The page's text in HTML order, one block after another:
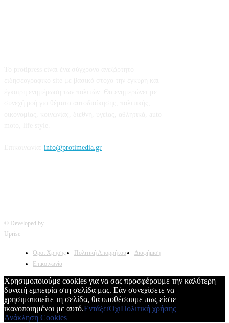
info@protimedia.gr
© Developed by
Uprise
Όροι Χρήσης Πολιτική Απορρήτου
Διαφήμιση
Επικοινωνία
Χρησιμοποιούμε cookies για να σας προσφέρουμε την καλύτερη
δυνατή εμπειρία στη σελίδα μας. Εάν συνεχίσετε να
χρησιμοποιείτε τη σελίδα, θα υποθέσουμε πως είστε
ικανοποιημένοι με αυτό.ΕντάξειΌχιΠολιτική χρήσης
Ανάκληση Cookies